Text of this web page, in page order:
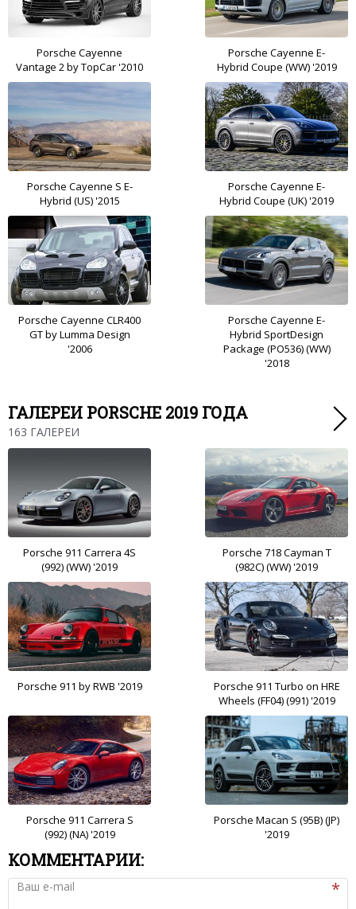
Porsche Cayenne
Vantage 2 by TopCar '2010
Porsche Cayenne E-
Hybrid Coupe (WW) '2019
Porsche Cayenne S E-
Hybrid (US) '2015
Porsche Cayenne E-
Hybrid Coupe (UK) '2019
Porsche Cayenne CLR400
GT by Lumma Design
'2006
Porsche Cayenne E-
Hybrid SportDesign
Package (PO536) (WW)
'2018
ГАЛЕРЕИ PORSCHE 2019 ГОДА
163 ГАЛЕРЕИ
Porsche 911 Carrera 4S
(992) (WW) '2019
Porsche 718 Cayman T
(982C) (WW) '2019
Porsche 911 by RWB '2019
Porsche 911 Turbo on HRE
Wheels (FF04) (991) '2019
Porsche 911 Carrera S
(992) (NA) '2019
Porsche Macan S (95B) (JP)
'2019
КОММЕНТАРИИ:
Ваш e-mail